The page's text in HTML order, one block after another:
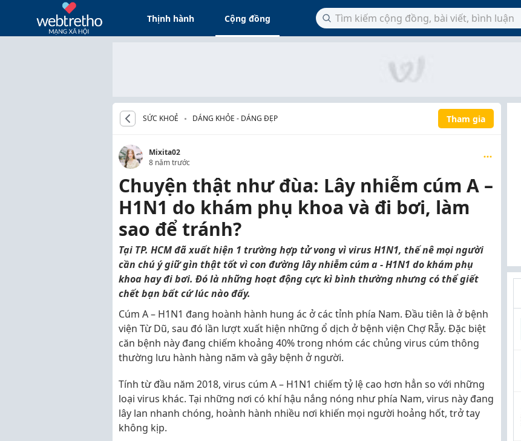
Thịnh hành Cộng đồng
SỨC KHOẺ DÁNG KHỎE - DÁNG ĐẸP Tham gia
Mixita02
8 năm trước
Chuyện thật như đùa: Lây nhiễm cúm A –
H1N1 do khám phụ khoa và đi bơi, làm
sao để tránh?
Tại TP. HCM đã xuất hiện 1 trường hợp tử vong vì virus H1N1, thế nê mọi người
cần chú ý giữ gìn thật tốt vì con đường lây nhiễm cúm a - H1N1 do khám phụ
khoa hay đi bơi. Đó là những hoạt động cực kì bình thường nhưng có thể giết
chết bạn bất cứ lúc nào đấy.
Cúm A – H1N1 đang hoành hành hung ác ở các tỉnh phía Nam. Đầu tiên là ở bệnh
viện Từ Dũ, sau đó lần lượt xuất hiện những ổ dịch ở bệnh viện Chợ Rẫy. Đặc biệt
căn bệnh này đang chiếm khoảng 40% trong nhóm các chủng virus cúm thông
thường lưu hành hàng năm và gây bệnh ở người.
Tính từ đầu năm 2018, virus cúm A – H1N1 chiếm tỷ lệ cao hơn hẳn so với những
loại virus khác. Tại những nơi có khí hậu nắng nóng như phía Nam, virus này đang
lây lan nhanh chóng, hoành hành nhiều nơi khiến mọi người hoảng hốt, trở tay
không kịp.